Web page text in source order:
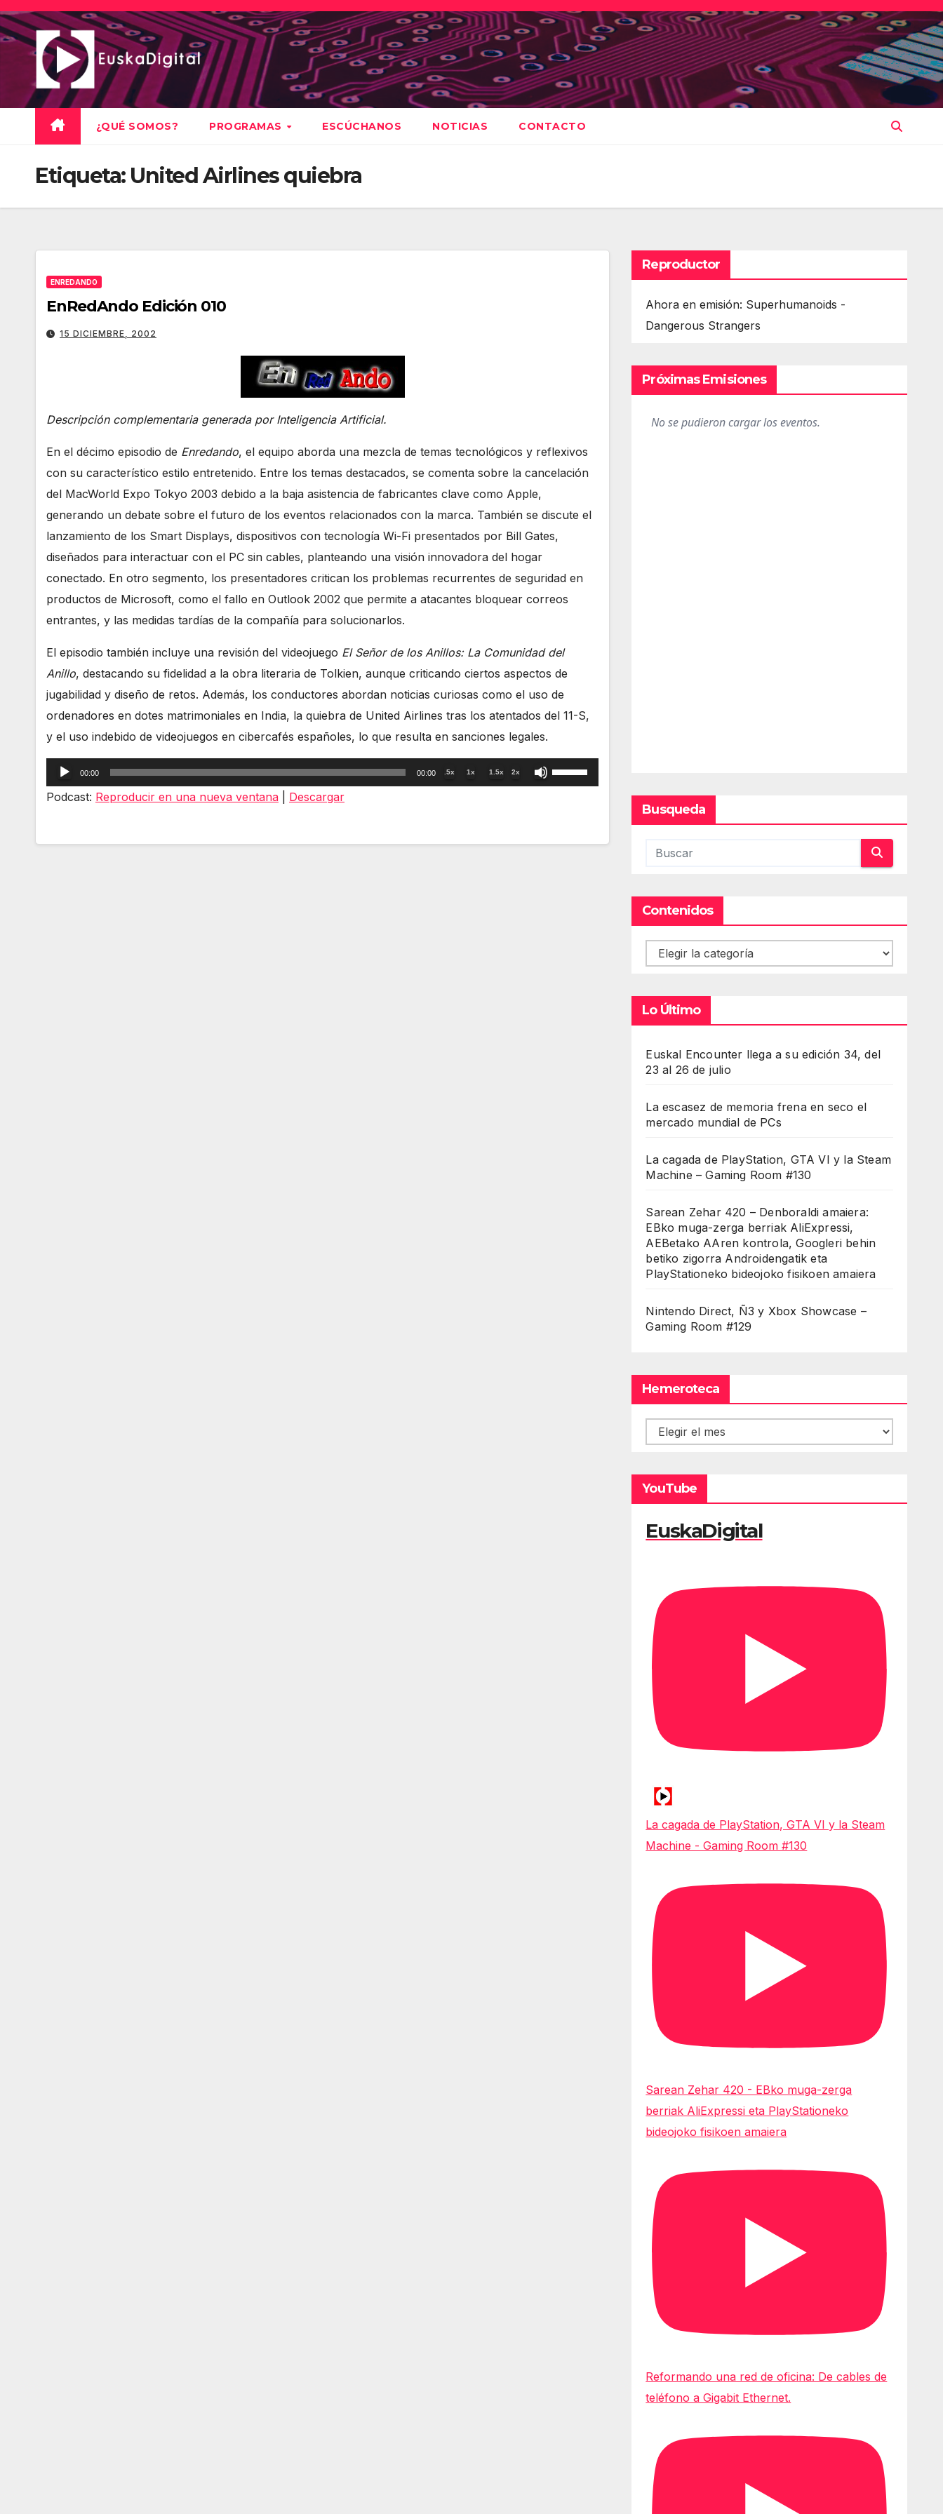
Saltar
al
contenido
¿QUÉ SOMOS? PROGRAMAS ESCÚCHANOS NOTICIAS CONTACTO
Etiqueta: United Airlines quiebra
ENREDANDO
EnRedAndo Edición 010
15 DICIEMBRE, 2002
Descripción complementaria generada por Inteligencia Artificial.
En el décimo episodio de Enredando, el equipo aborda una mezcla de temas tecnológicos y reflexivos
con su característico estilo entretenido. Entre los temas destacados, se comenta sobre la cancelación
del MacWorld Expo Tokyo 2003 debido a la baja asistencia de fabricantes clave como Apple,
generando un debate sobre el futuro de los eventos relacionados con la marca. También se discute el
lanzamiento de los Smart Displays, dispositivos con tecnología Wi-Fi presentados por Bill Gates,
diseñados para interactuar con el PC sin cables, planteando una visión innovadora del hogar
conectado. En otro segmento, los presentadores critican los problemas recurrentes de seguridad en
productos de Microsoft, como el fallo en Outlook 2002 que permite a atacantes bloquear correos
entrantes, y las medidas tardías de la compañía para solucionarlos.
El episodio también incluye una revisión del videojuego El Señor de los Anillos: La Comunidad del
Anillo, destacando su fidelidad a la obra literaria de Tolkien, aunque criticando ciertos aspectos de
jugabilidad y diseño de retos. Además, los conductores abordan noticias curiosas como el uso de
ordenadores en dotes matrimoniales en India, la quiebra de United Airlines tras los atentados del 11-S,
y el uso indebido de videojuegos en cibercafés españoles, lo que resulta en sanciones legales.
Reproductor
de
00:00 00:00 .5x 1x 1.5x 2x
Utiliza
las
Podcast: Reproducir en una nueva ventana Descargar
Reproductor
Ahora en emisión: Superhumanoids -
Dangerous Strangers
Próximas Emisiones
Busqueda
Contenidos
Contenidos
Lo Último
Euskal Encounter llega a su edición 34, del
23 al 26 de julio
La escasez de memoria frena en seco el
mercado mundial de PCs
La cagada de PlayStation, GTA VI y la Steam
Machine – Gaming Room #130
Sarean Zehar 420 – Denboraldi amaiera:
EBko muga-zerga berriak AliExpressi,
AEBetako AAren kontrola, Googleri behin
betiko zigorra Androidengatik eta
PlayStationeko bideojoko fisikoen amaiera
Nintendo Direct, Ñ3 y Xbox Showcase –
Gaming Room #129
Hemeroteca
Hemeroteca
YouTube
EuskaDigital
La cagada de PlayStation, GTA VI y la Steam
Machine - Gaming Room #130
Sarean Zehar 420 - EBko muga-zerga
berriak AliExpressi eta PlayStationeko
bideojoko fisikoen amaiera
Reformando una red de oficina: De cables de
teléfono a Gigabit Ethernet.